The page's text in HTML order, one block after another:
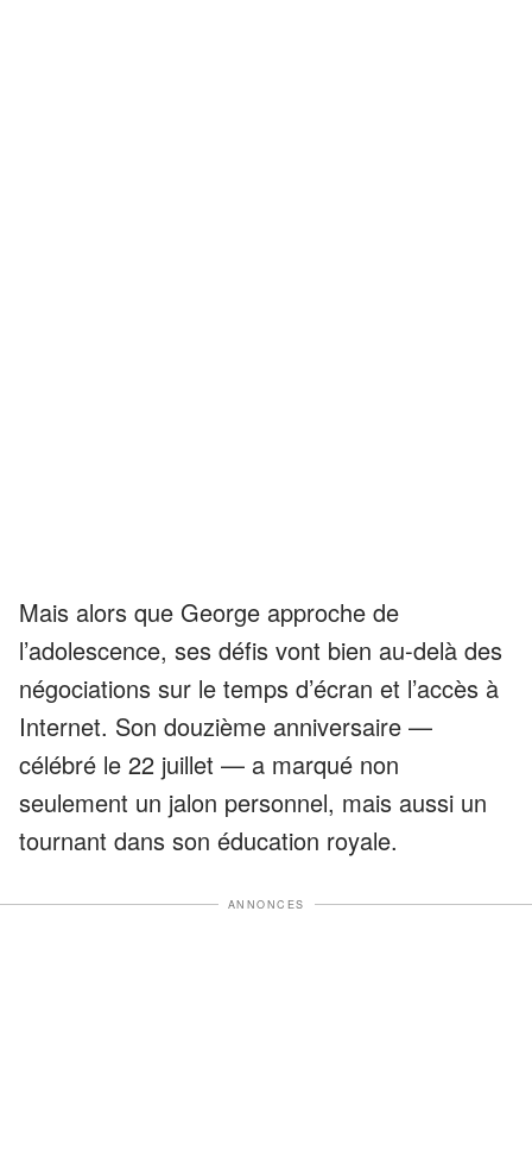
Mais alors que George approche de
l’adolescence, ses défis vont bien au-delà des
négociations sur le temps d’écran et l’accès à
Internet. Son douzième anniversaire —
célébré le 22 juillet — a marqué non
seulement un jalon personnel, mais aussi un
tournant dans son éducation royale.
ANNONCES